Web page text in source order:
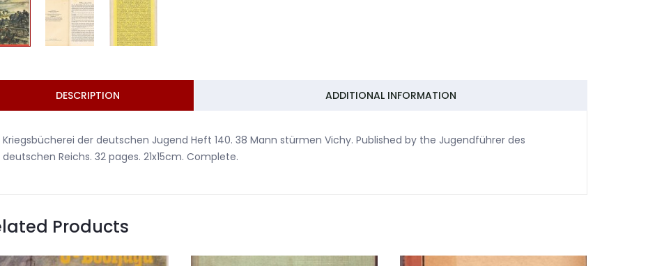
DESCRIPTION ADDITIONAL INFORMATION
Kriegsbücherei der deutschen Jugend Heft 140. 38 Mann stürmen Vichy. Published by the Jugendführer des
deutschen Reichs. 32 pages. 21x15cm. Complete.
Products